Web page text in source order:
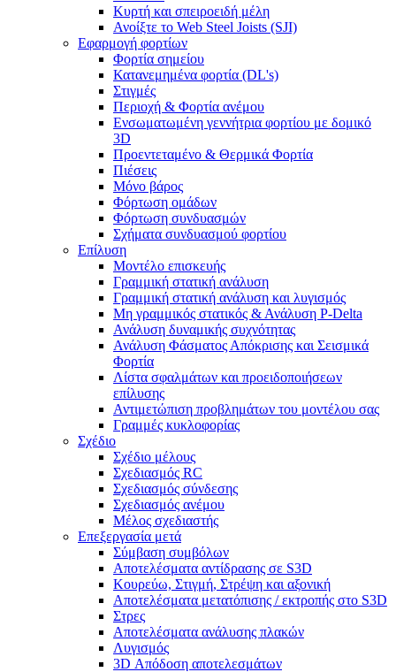
Κυρτή και σπειροειδή μέλη
Ανοίξτε το Web Steel Joists (SJI)
Εφαρμογή φορτίων
Φορτία σημείου
Κατανεμημένα φορτία (DL's)
Στιγμές
Περιοχή & Φορτία ανέμου
Ενσωματωμένη γεννήτρια φορτίου με δομικό
3D
Προεντεταμένο & Θερμικά Φορτία
Πιέσεις
Μόνο βάρος
Φόρτωση ομάδων
Φόρτωση συνδυασμών
Σχήματα συνδυασμού φορτίου
Επίλυση
Μοντέλο επισκευής
Γραμμική στατική ανάλυση
Γραμμική στατική ανάλυση και λυγισμός
Μη γραμμικός στατικός & Ανάλυση P-Delta
Ανάλυση δυναμικής συχνότητας
Ανάλυση Φάσματος Απόκρισης και Σεισμικά
Φορτία
Λίστα σφαλμάτων και προειδοποιήσεων
επίλυσης
Αντιμετώπιση προβλημάτων του μοντέλου σας
Γραμμές κυκλοφορίας
Σχέδιο
Σχέδιο μέλους
Σχεδιασμός RC
Σχεδιασμός σύνδεσης
Σχεδιασμός ανέμου
Μέλος σχεδιαστής
Επεξεργασία μετά
Σύμβαση συμβόλων
Αποτελέσματα αντίδρασης σε S3D
Κουρεύω, Στιγμή, Στρέψη και αξονική
Αποτελέσματα μετατόπισης / εκτροπής στο S3D
Στρες
Αποτελέσματα ανάλυσης πλακών
Λυγισμός
3D Απόδοση αποτελεσμάτων